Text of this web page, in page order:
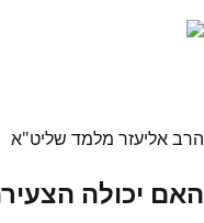
הרב אליעזר מלמד שליט"א
האם יכולה